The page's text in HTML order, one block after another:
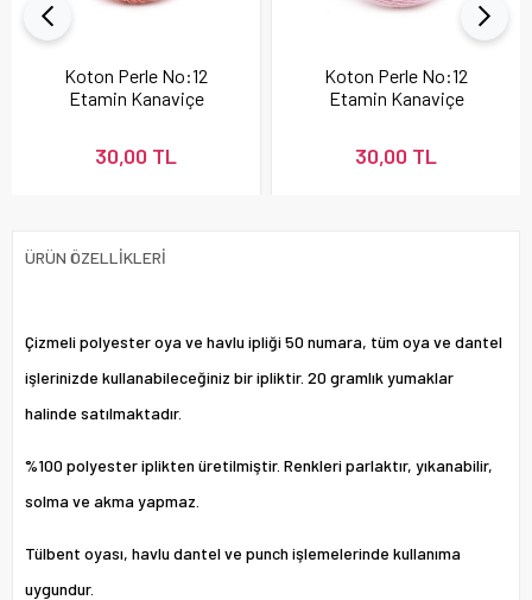
Koton Perle No:12
Etamin Kanaviçe
30,00 TL
Koton Perle No:12
Etamin Kanaviçe
30,00 TL
ÜRÜN ÖZELLIKLERI
Çizmeli polyester oya ve havlu ipliği 50 numara, tüm oya ve dantel
işlerinizde kullanabileceğiniz bir ipliktir. 20 gramlık yumaklar
halinde satılmaktadır.
%100 polyester iplikten üretilmiştir. Renkleri parlaktır, yıkanabilir,
solma ve akma yapmaz.
Tülbent oyası, havlu dantel ve punch işlemelerinde kullanıma
uygundur.